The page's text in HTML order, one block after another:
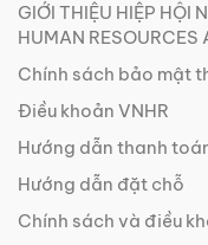
GIỚI THIỆU HIỆP HỘI
HUMAN
Chính sách bảo mật
Điều khoản VNHR
Hướng dẫn thanh
Hướng dẫn đặt chỗ
Chính sách và điều